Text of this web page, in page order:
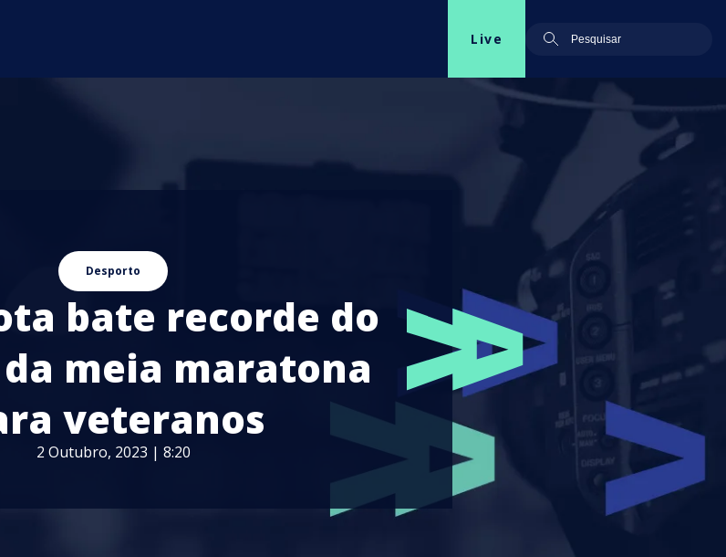
Live
Desporto
bate recorde do
meia maratona
veteranos
2 Outubro, 2023 | 8:20